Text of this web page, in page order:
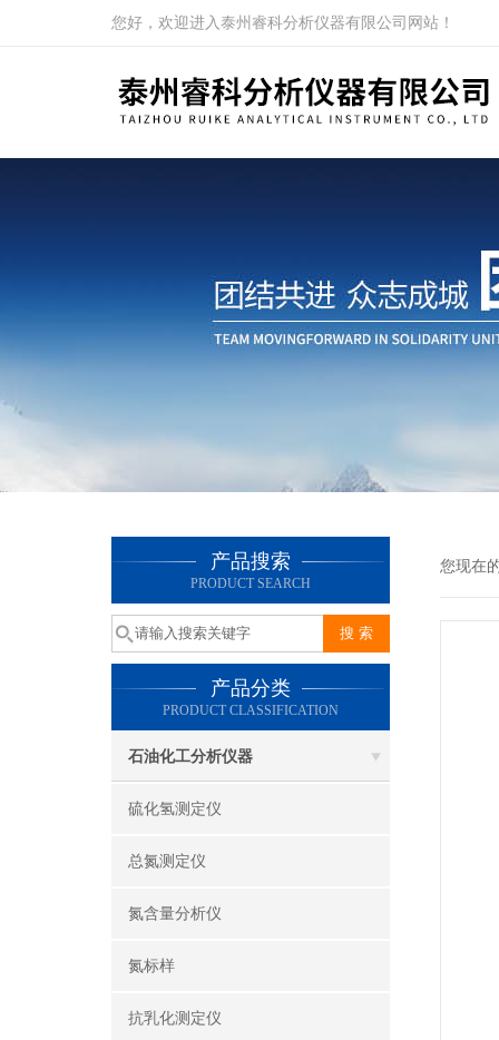
您好，欢迎进入泰州睿科分析仪器有限公司网站！
产品搜索
PRODUCT SEARCH
产品分类
PRODUCT CLASSIFICATION
石油化工分析仪器
硫化氢测定仪
总氮测定仪
氮含量分析仪
氮标样
抗乳化测定仪
您现在